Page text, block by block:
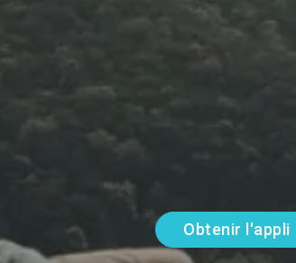
Obtenir l'appli